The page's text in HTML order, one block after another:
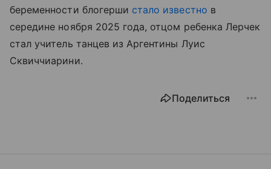
беременности блогерши стало известно в
середине ноября 2025 года, отцом ребенка Лерчек
стал учитель танцев из Аргентины Луис
Сквиччиарини.
Поделиться